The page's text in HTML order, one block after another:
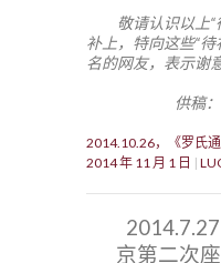
敬请认识以上
补上，特向这些“
名的网友，表示谢意
供稿
2014.10.26，《罗氏
2014 年 11 月 1 日
京第二次